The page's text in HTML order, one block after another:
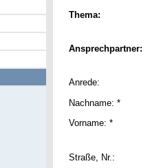
Thema:
Ansprechpartner:
Anrede:
Nachname: *
Vorname: *
Straße, Nr.: